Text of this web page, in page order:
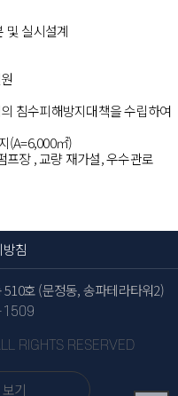
및 실시설계
침수피해방지대책을 수립하여
(A=6,000㎡)
프장 , 교량 재가설, 우수관로
침
호 (문정동, 송파테라타워2)
RIGHTS RESERVED
기